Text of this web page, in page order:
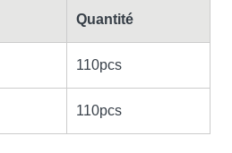
Quantité
110pcs
110pcs